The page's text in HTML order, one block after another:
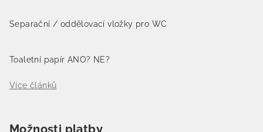
Separační / oddělovací vložky pro WC
Toaletní papír ANO? NE?
Více článků
Možnosti platby